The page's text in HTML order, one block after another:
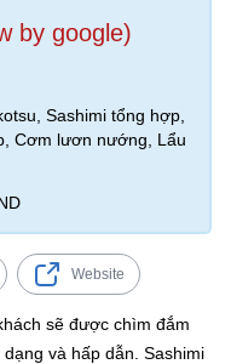
by google)
Sashimi tổng hợp,
Cơm lươn nướng, Lẩu
Website
sẽ được chìm đắm
và hấp dẫn. Sashimi